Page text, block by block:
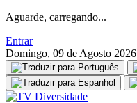
Aguarde, carregando...
Entrar
Domingo, 09 de Agosto 2026